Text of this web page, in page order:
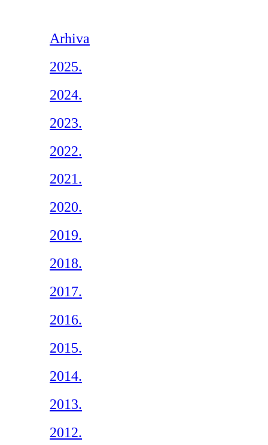
Arhiva
2025.
2024.
2023.
2022.
2021.
2020.
2019.
2018.
2017.
2016.
2015.
2014.
2013.
2012.